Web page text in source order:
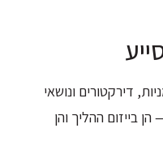
דירקטורים ונושאי
בייזום ההליך והן